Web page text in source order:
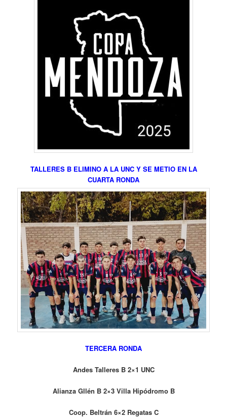
TALLERES B ELIMINO A LA UNC Y SE METIO EN LA
CUARTA RONDA
TERCERA RONDA
Andes Talleres B 2×1 UNC
Alianza Gllén B 2×3 Villa Hipódromo B
Coop. Beltrán 6×2 Regatas C